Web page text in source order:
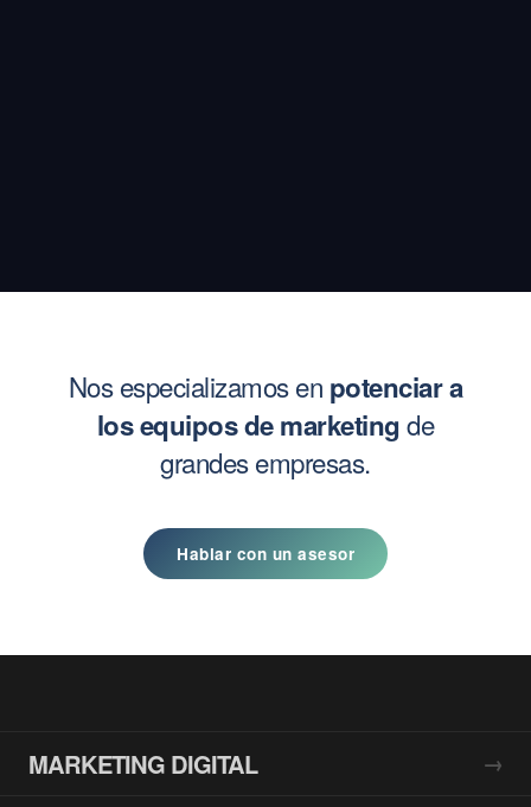
Nos especializamos en potenciar a
los equipos de marketingde
grandes empresas.
Hablar con un asesor
MARKETING DIGITAL